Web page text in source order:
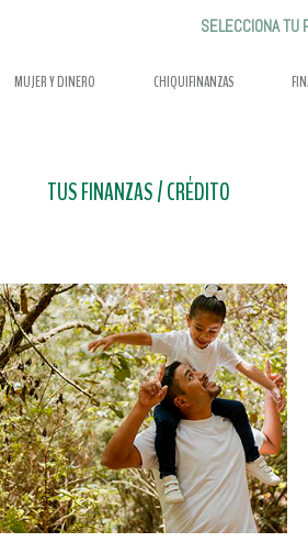
SELECCIONA TU
MUJER Y DINERO CHIQUIFINANZAS
TUS FINANZAS/ CRÉDITO